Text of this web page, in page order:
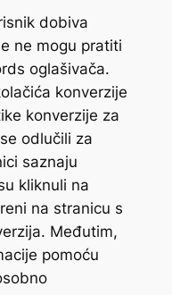
dobiva
ne mogu pratiti
oglašivača.
konverzije
konverzije za
odlučili za
saznaju
kliknuli na
na stranicu s
Međutim,
pomoću